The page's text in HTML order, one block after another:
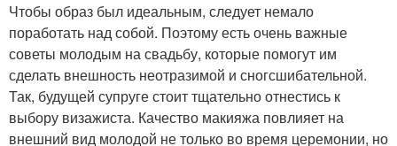
Чтобы образ был идеальным, следует немало
поработать над собой. Поэтому есть очень важные
советы молодым на свадьбу, которые помогут им
сделать внешность неотразимой и сногсшибательной.
Так, будущей супруге стоит тщательно отнестись к
выбору визажиста. Качество макияжа повлияет на
внешний вид молодой не только во время церемонии, но